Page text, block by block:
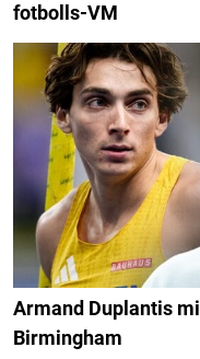
fotbolls-VM
Armand Duplantis
Birmingham